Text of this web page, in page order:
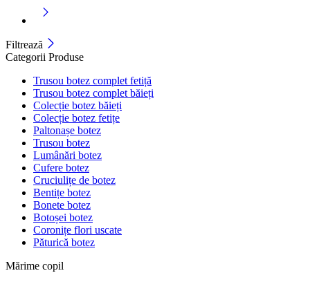
Filtrează
Categorii Produse
Trusou botez complet fetiță
Trusou botez complet băieți
Colecție botez băieți
Colecție botez fetițe
Paltonașe botez
Trusou botez
Lumânări botez
Cufere botez
Cruciulițe de botez
Bentițe botez
Bonete botez
Botoșei botez
Coronițe flori uscate
Păturică botez
Mărime copil